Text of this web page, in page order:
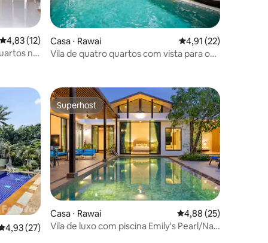
4,83 de uma avaliação média de 5, 12 avaliações
4,83 (12)
no
Casa ⋅ Rawai 4,91 de uma
4,91 (22)
Vila de quatro quartos com vista para o
de uma avaliação média de 5, 27 avaliações
4,93 (27)
Superhost
Superhost
Casa ⋅ Rawai 4,88 de uma
4,88 (25)
Vila de luxo com piscina Emily's Pearl/Nai